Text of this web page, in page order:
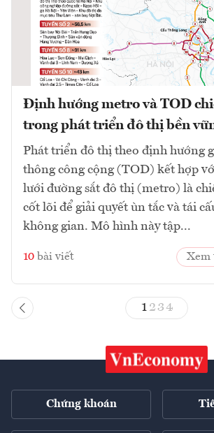
Định hướng metro và TOD
trong phát triển đô thị bền
Phát triển đô thị theo định hướng
thông công cộng (TOD) kết hợp
lưới đường sắt đô thị (metro) là
cốt lõi để giải quyết ùn tắc và tái
không gian. Mô hình này tập...
10 bài viết Xem
1 23 4
Chứng khoán